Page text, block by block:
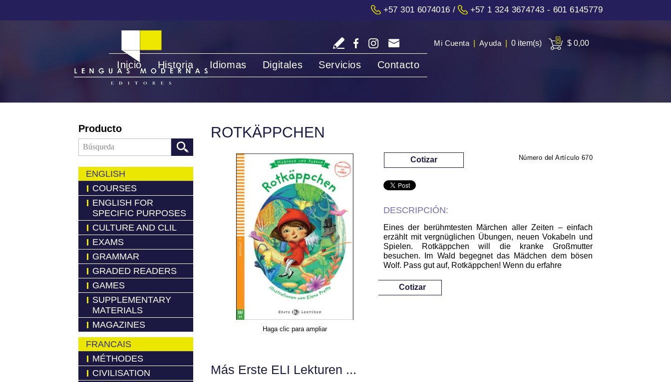
+57 301 6074016 / +57 1 324 3674743 - 601 6145779
Mi Cuenta Ayuda 0 item(s) $ 0,00
Inicio Historia Idiomas Digitales Servicios Contacto
Producto
ENGLISH
COURSES
ENGLISH FOR
SPECIFIC PURPOSES
CULTURE AND CLIL
EXAMS
GRAMMAR
GRADED READERS
GAMES
SUPPLEMENTARY
MATERIALS
MAGAZINES
FRANCAIS
MÉTHODES
CIVILISATION
ROTKÄPPCHEN
Haga clic para ampliar
Número del Artículo 670
Cotizar
DESCRIPCIÓN:
Eines der berühmtesten Märchen aller Zeiten – einfach
erzählt mit vergnüglichen Übungen, neuen Vokabeln und
Spielen. Rotkäppchen will die kranke Großmutter
besuchen. Im Wald begegnet das Mädchen dem bösen
Wolf. Pass gut auf, Rotkäppchen! Wenn du erfahre
Cotizar
Más Erste ELI Lekturen ...